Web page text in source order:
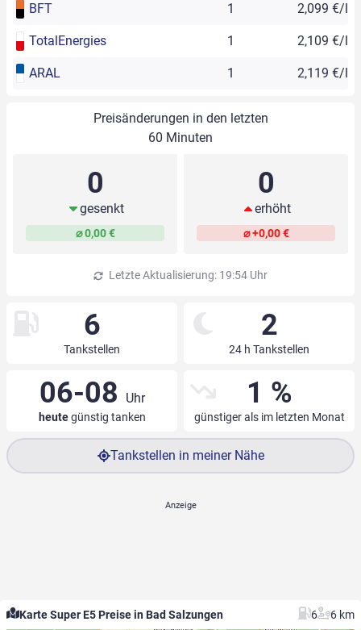
BFT 1 2,099 €/l
TotalEnergies 1 2,109 €/l
ARAL 1 2,119 €/l
Preisänderungen in den letzten
60 Minuten
0
gesenkt
⌀ 0,00 €
0
erhöht
⌀ +0,00 €
Letzte Aktualisierung: 19:54 Uhr
6
Tankstellen
2
24 h Tankstellen
06-08 Uhr
heutegünstig tanken
1 %
günstiger als im letzten Monat
Tankstellen in meiner Nähe
Karte Super E5 Preise in Bad Salzungen 6 6 km